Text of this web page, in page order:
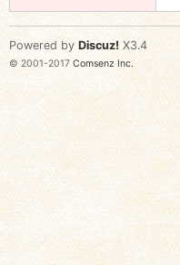
Powered by Discuz! X3.4
© 2001-2017 Comsenz Inc.